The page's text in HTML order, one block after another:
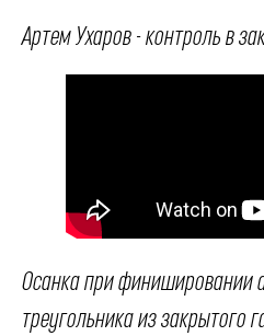
Артем Ухаров - контроль в
Осанка при финишировании
треугольника из закрытого